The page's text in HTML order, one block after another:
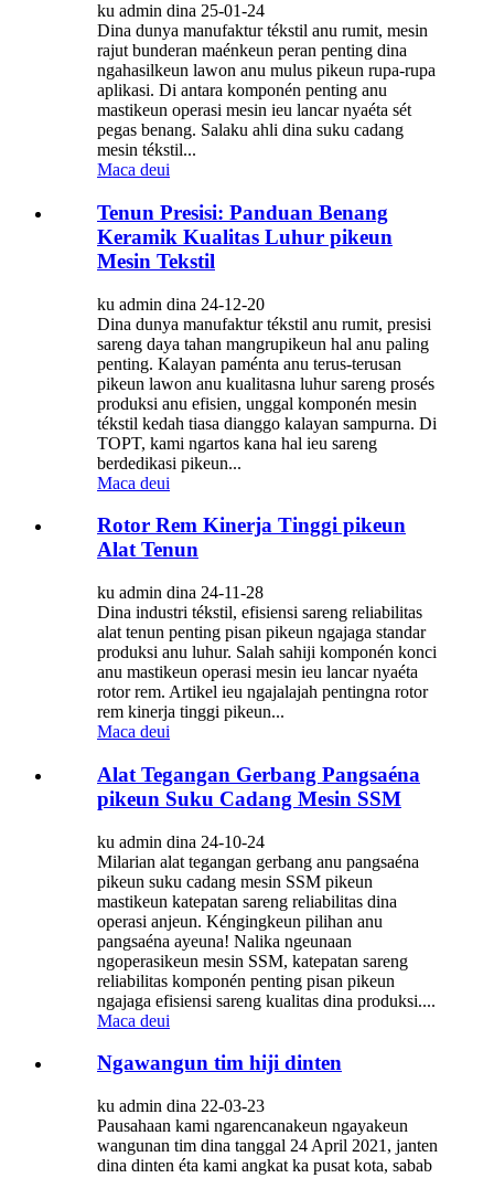
ku admin dina 25-01-24
Dina dunya manufaktur tékstil anu rumit, mesin
rajut bunderan maénkeun peran penting dina
ngahasilkeun lawon anu mulus pikeun rupa-rupa
aplikasi. Di antara komponén penting anu
mastikeun operasi mesin ieu lancar nyaéta sét
pegas benang. Salaku ahli dina suku cadang
mesin tékstil...
Maca deui
Tenun Presisi: Panduan Benang
Keramik Kualitas Luhur pikeun
Mesin Tekstil
ku admin dina 24-12-20
Dina dunya manufaktur tékstil anu rumit, presisi
sareng daya tahan mangrupikeun hal anu paling
penting. Kalayan paménta anu terus-terusan
pikeun lawon anu kualitasna luhur sareng prosés
produksi anu efisien, unggal komponén mesin
tékstil kedah tiasa dianggo kalayan sampurna. Di
TOPT, kami ngartos kana hal ieu sareng
berdedikasi pikeun...
Maca deui
Rotor Rem Kinerja Tinggi pikeun
Alat Tenun
ku admin dina 24-11-28
Dina industri tékstil, efisiensi sareng reliabilitas
alat tenun penting pisan pikeun ngajaga standar
produksi anu luhur. Salah sahiji komponén konci
anu mastikeun operasi mesin ieu lancar nyaéta
rotor rem. Artikel ieu ngajalajah pentingna rotor
rem kinerja tinggi pikeun...
Maca deui
Alat Tegangan Gerbang Pangsaéna
pikeun Suku Cadang Mesin SSM
ku admin dina 24-10-24
Milarian alat tegangan gerbang anu pangsaéna
pikeun suku cadang mesin SSM pikeun
mastikeun katepatan sareng reliabilitas dina
operasi anjeun. Kéngingkeun pilihan anu
pangsaéna ayeuna! Nalika ngeunaan
ngoperasikeun mesin SSM, katepatan sareng
reliabilitas komponén penting pisan pikeun
ngajaga efisiensi sareng kualitas dina produksi....
Maca deui
Ngawangun tim hiji dinten
ku admin dina 22-03-23
Pausahaan kami ngarencanakeun ngayakeun
wangunan tim dina tanggal 24 April 2021, janten
dina dinten éta kami angkat ka pusat kota, sabab